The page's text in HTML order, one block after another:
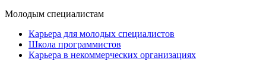
Молодым специалистам
Карьера для молодых специалистов
Школа программистов
Карьера в некоммерческих организациях